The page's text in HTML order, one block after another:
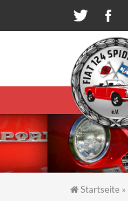
Direkt zum Inhalt
Startseite »